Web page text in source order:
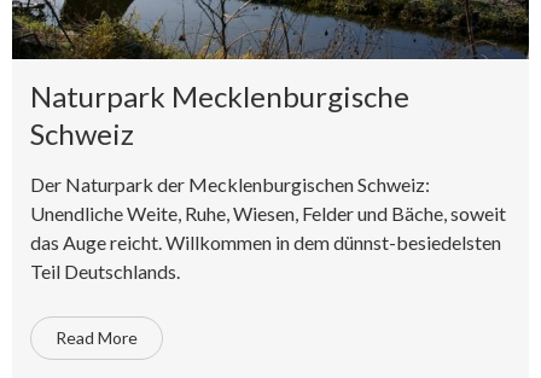
Naturpark Mecklenburgische
Schweiz
Der Naturpark der Mecklenburgischen Schweiz:
Unendliche Weite, Ruhe, Wiesen, Felder und Bäche, soweit
das Auge reicht. Willkommen in dem dünnst-besiedelsten
Teil Deutschlands.
Read More